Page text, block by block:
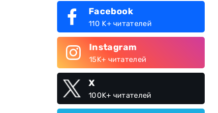
Facebook
110 K+ читателей
Instagram
15K+ читателей
X
100K+ читателей